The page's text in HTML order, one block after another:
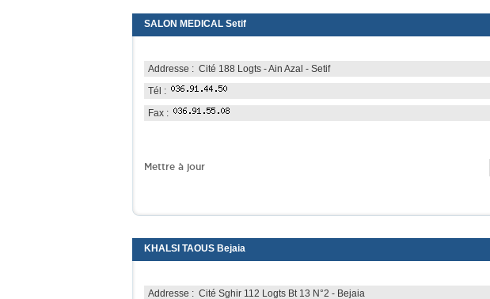
SALON MEDICAL Setif
Addresse : Cité 188 Logts - Ain Azal - Setif
Tél :
Fax :
Mettre à jour
KHALSI TAOUS Bejaia
Addresse : Cité Sghir 112 Logts Bt 13 N°2 - Bejaia